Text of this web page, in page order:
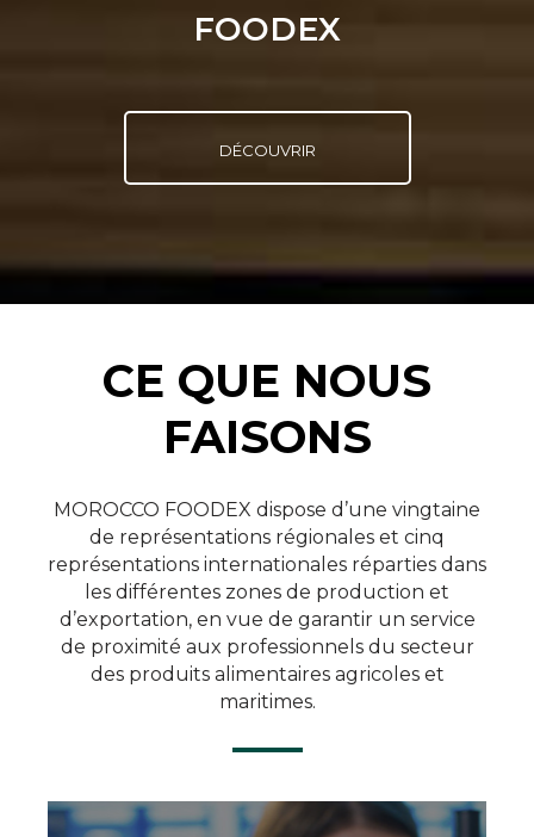
FOODEX
DÉCOUVRIR
CE QUE NOUS
FAISONS
MOROCCO FOODEX dispose d’une vingtaine
de représentations régionales et cinq
représentations internationales réparties dans
les différentes zones de production et
d’exportation, en vue de garantir un service
de proximité aux professionnels du secteur
des produits alimentaires agricoles et
maritimes.
Contrôle qualité
VOIR PLUS